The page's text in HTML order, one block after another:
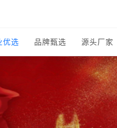
优选 品牌甄选 源头厂家